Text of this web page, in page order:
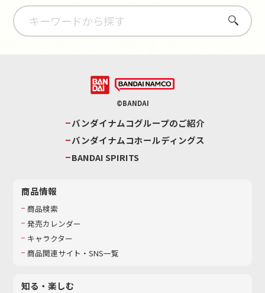
さがす
©BANDAI
バンダイナムコグループのご紹介
バンダイナムコホールディングス
BANDAI SPIRITS
商品情報
商品検索
発売カレンダー
キャラクター
商品関連サイト・SNS一覧
知る・楽しむ